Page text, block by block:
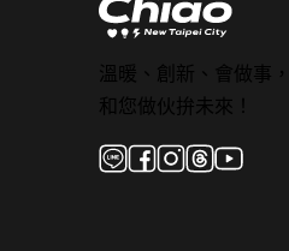
溫暖、創新、會做事，
和您做伙拚未來！